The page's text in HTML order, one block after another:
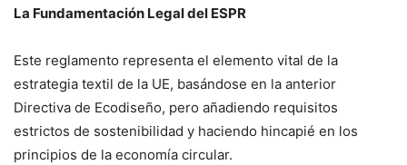
La Fundamentación Legal del ESPR
Este reglamento representa el elemento vital de la
estrategia textil de la UE, basándose en la anterior
Directiva de Ecodiseño, pero añadiendo requisitos
estrictos de sostenibilidad y haciendo hincapié en los
principios de la economía circular.